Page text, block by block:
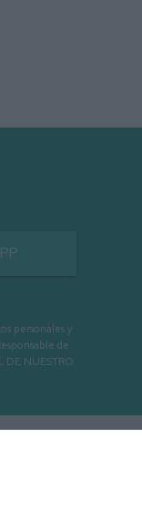
personales y
de
DE NUESTRO